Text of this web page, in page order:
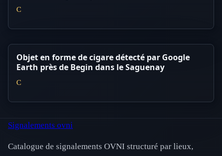
C
Objet en forme de cigare détecté par Google
Earth près de Begin dans le Saguenay
C
Signalements ovni
Catalogue de signalements OVNI structuré par lieux,